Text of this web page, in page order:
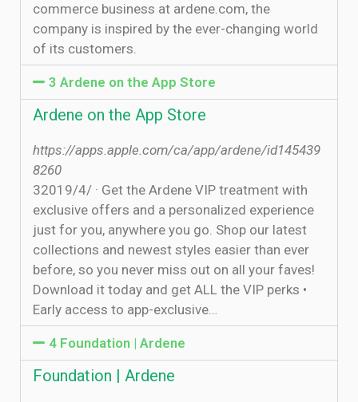
commerce business at ardene.com, the
company is inspired by the ever-changing world
of its customers.
3 ‎Ardene on the App Store
‎Ardene on the App Store
https://apps.apple.com/ca/app/ardene/id145439
8260
3‏‏/4‏‏/2019 · ‎Get the Ardene VIP treatment with
exclusive offers and a personalized experience
just for you, anywhere you go. Shop our latest
collections and newest styles easier than ever
before, so you never miss out on all your faves!
Download it today and get ALL the VIP perks •
Early access to app-exclusive…
4 Foundation | Ardene
Foundation | Ardene